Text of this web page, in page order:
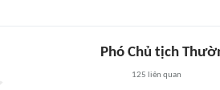
Phó Chủ tịch
125 liên quan